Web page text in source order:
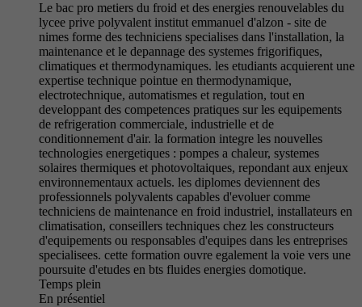
Le bac pro metiers du froid et des energies renouvelables du
lycee prive polyvalent institut emmanuel d'alzon - site de
nimes forme des techniciens specialises dans l'installation, la
maintenance et le depannage des systemes frigorifiques,
climatiques et thermodynamiques. les etudiants acquierent une
expertise technique pointue en thermodynamique,
electrotechnique, automatismes et regulation, tout en
developpant des competences pratiques sur les equipements
de refrigeration commerciale, industrielle et de
conditionnement d'air. la formation integre les nouvelles
technologies energetiques : pompes a chaleur, systemes
solaires thermiques et photovoltaiques, repondant aux enjeux
environnementaux actuels. les diplomes deviennent des
professionnels polyvalents capables d'evoluer comme
techniciens de maintenance en froid industriel, installateurs en
climatisation, conseillers techniques chez les constructeurs
d'equipements ou responsables d'equipes dans les entreprises
specialisees. cette formation ouvre egalement la voie vers une
poursuite d'etudes en bts fluides energies domotique.
Temps plein
En présentiel